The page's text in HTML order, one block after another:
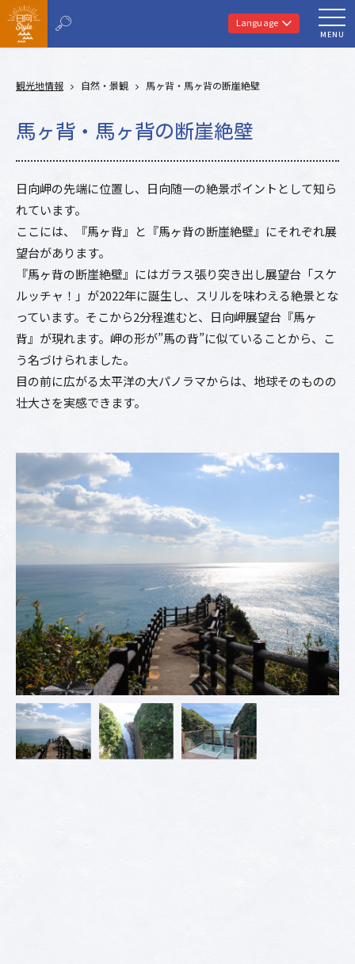
Language
MENU
観光地情報 自然・景観 馬ヶ背・馬ヶ背の断崖絶壁
馬ヶ背・馬ヶ背の断崖絶壁
日向岬の先端に位置し、日向随一の絶景ポイントとして知ら
れています。
ここには、『馬ヶ背』と『馬ヶ背の断崖絶壁』にそれぞれ展
望台があります。
『馬ヶ背の断崖絶壁』にはガラス張り突き出し展望台「スケ
ルッチャ！」が2022年に誕生し、スリルを味わえる絶景とな
っています。そこから2分程進むと、日向岬展望台『馬ヶ
背』が現れます。岬の形が”馬の背”に似ていることから、こ
う名づけられました。
目の前に広がる太平洋の大パノラマからは、地球そのものの
壮大さを実感できます。